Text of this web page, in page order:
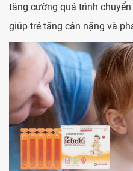
tăng cường quá trình
giúp trẻ tăng cân nặng và